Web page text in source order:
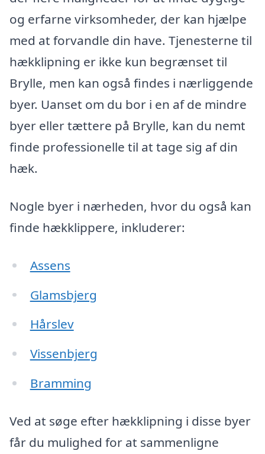
og erfarne virksomheder, der kan hjælpe
med at forvandle din have. Tjenesterne til
hækklipning er ikke kun begrænset til
Brylle, men kan også findes i nærliggende
byer. Uanset om du bor i en af de mindre
byer eller tættere på Brylle, kan du nemt
finde professionelle til at tage sig af din
hæk.
Nogle byer i nærheden, hvor du også kan
finde hækklippere, inkluderer:
Assens
Glamsbjerg
Hårslev
Vissenbjerg
Bramming
Ved at søge efter hækklipning i disse byer
får du mulighed for at sammenligne